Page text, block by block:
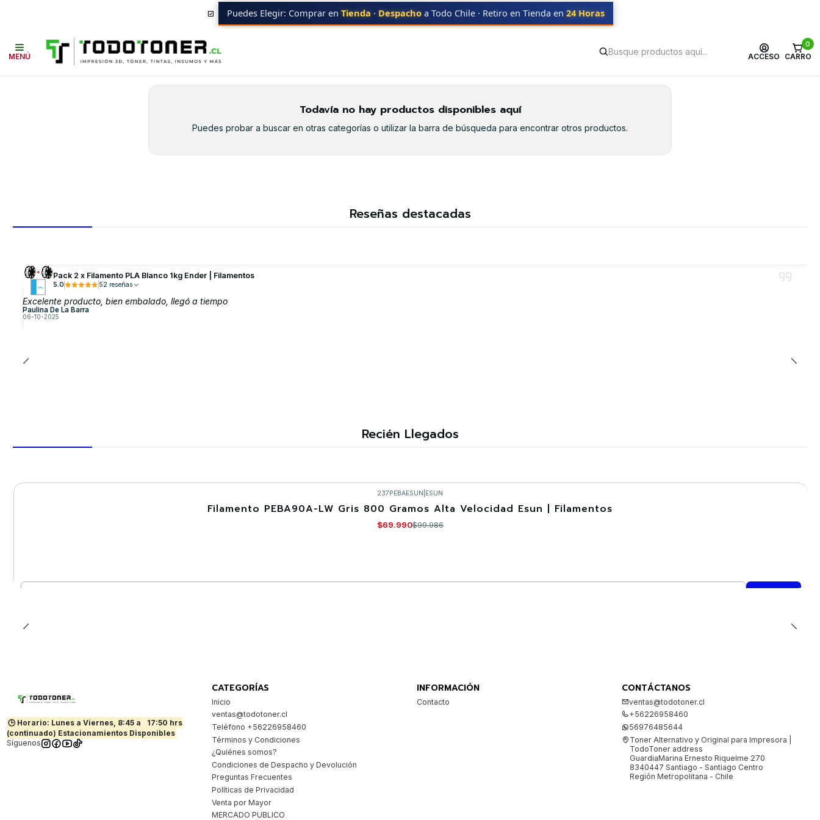
MENÚ ACCESO
0
CARRO
Puedes Elegir: Comprar en Tienda · Despacho a Todo Chile · Retiro en Tienda en 24 Horas
Equipos XEROX 5330
5330
Todavía no hay productos disponibles aquí
Puedes probar a buscar en otras categorías o utilizar la barra de búsqueda para encontrar otros productos.
Reseñas destacadas
Pack 2 x Filamento PLA Blanco 1kg Ender | Filamentos
5.0 52 reseñas
Excelente producto, bien embalado, llegó a tiempo
Paulina De La Barra
06-10-2025
Recién Llegados
237PEBAESUN ESUN
Filamento PEBA90A-LW Gris 800 Gramos Alta Velocidad Esun | Filamentos
$69.990$99.986
🕒 Horario: Lunes a Viernes, 8:45 a
17:50 hrs
(continuado) Estacionamientos Disponibles
Síguenos
CATEGORÍAS
Inicio
ventas@todotoner.cl
Teléfono +56226958460
Términos y Condiciones
¿Quiénes somos?
Condiciones de Despacho y Devolución
Preguntas Frecuentes
Políticas de Privacidad
Venta por Mayor
MERCADO PUBLICO
INFORMACIÓN
Contacto
CONTÁCTANOS
ventas@todotoner.cl
+56226958460
56976485644
Toner Alternativo y Original para Impresora |
TodoToner address
GuardiaMarina Ernesto Riquelme 270
8340447 Santiago - Santiago Centro
Región Metropolitana - Chile